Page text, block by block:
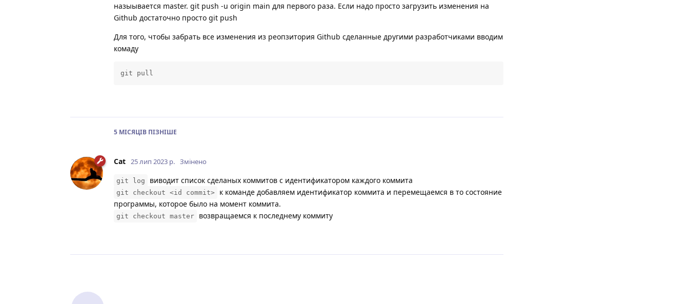
назыывается master. git push -u origin main для первого раза. Если надо просто загрузить изменения на
Github достаточно просто git push
Для того, чтобы забрать все изменения из реопзитория Github сделанные другими разработчиками вводим
комаду
git pull
5 МІСЯЦІВ ПІЗНІШЕ
Cat 25 лип 2023 р. Змінено
git log виводит список сделаных коммитов с идентификатором каждого коммита
git checkout <id commit>
к команде добавляем идентификатор коммита и перемещаемся в то состояние
программы, которое было на момент коммита.
git checkout master возвращаемся к последнему коммиту